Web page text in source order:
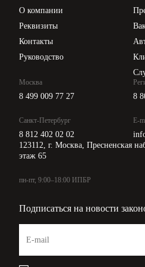
О компании
Реквизиты
Контакты
Руководство
Москва
8 499 009 77 27
Санкт-Петербург
8 812 402 02 02
8
E-
123112, г. Москва, Пресненская
этаж 65
пн-пт, 9:00–18:00 ИПБР
Подписаться на новости